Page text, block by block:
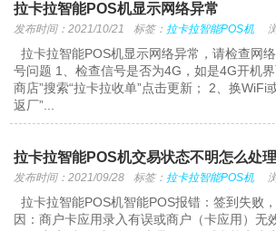
拉卡拉智能POS机显示网络异常
发布时间：2021/10/21 标签： 拉卡拉智能POS机
拉卡拉智能POS机显示网络异常，请检查网
号问题 1、检查信号是否为4G，如是4G开机
商店”搜索“拉卡拉收单”点击更新； 2、换WiFi
返厂”...
拉卡拉智能POS机交易状态不明怎么处理
发布时间：2021/09/28 标签： 拉卡拉智能POS机
拉卡拉智能POS机智能POS报错：签到失败
因：商户卡应用录入有误或商户（卡应用）无